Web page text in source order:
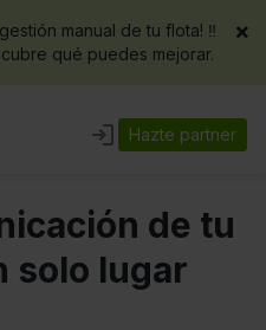
manual de tu flota! ‼️
qué puedes mejorar.
×
Hazte partner
de tu
solo lugar